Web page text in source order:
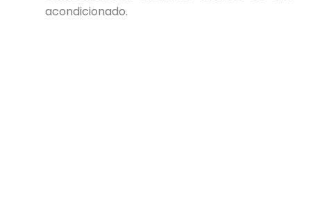
acondicionado.